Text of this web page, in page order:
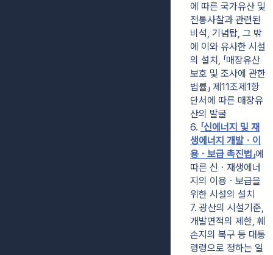
에 따른 국가유산 및
전통사찰과 관련된
비석, 기념탑, 그 밖
에 이와 유사한 시설
의 설치, 「매장유산
보호 및 조사에 관한
법률」 제11조제1항
단서에 따른 매장유
산의 발굴
6. 「신에너지 및 재
생에너지 개발ㆍ이
용ㆍ보급 촉진법」에
따른 신ㆍ재생에너
지의 이용ㆍ보급을
위한 시설의 설치
7. 광산의 시설기준,
개발면적의 제한, 훼
손지의 복구 등 대통
령령으로 정하는 일